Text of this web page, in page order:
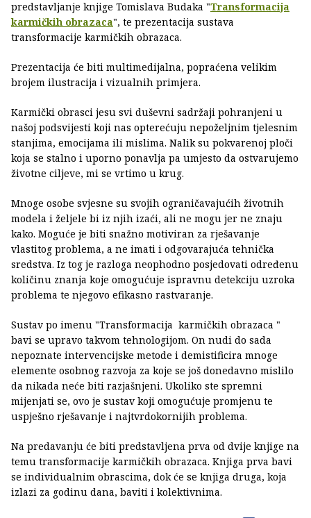
predstavljanje knjige Tomislava Budaka "Transformacija
karmičkih obrazaca", te prezentacija sustava
transformacije karmičkih obrazaca.
Prezentacija će biti multimedijalna, popraćena velikim
brojem ilustracija i vizualnih primjera.
Karmički obrasci jesu svi duševni sadržaji pohranjeni u
našoj podsvijesti koji nas opterećuju nepoželjnim tjelesnim
stanjima, emocijama ili mislima. Nalik su pokvarenoj ploči
koja se stalno i uporno ponavlja pa umjesto da ostvarujemo
životne ciljeve, mi se vrtimo u krug.
Mnoge osobe svjesne su svojih ograničavajućih životnih
modela i željele bi iz njih izaći, ali ne mogu jer ne znaju
kako. Moguće je biti snažno motiviran za rješavanje
vlastitog problema, a ne imati i odgovarajuća tehnička
sredstva. Iz tog je razloga neophodno posjedovati određenu
količinu znanja koje omogućuje ispravnu detekciju uzroka
problema te njegovo efikasno rastvaranje.
Sustav po imenu "Transformacija karmičkih obrazaca "
bavi se upravo takvom tehnologijom. On nudi do sada
nepoznate intervencijske metode i demistificira mnoge
elemente osobnog razvoja za koje se još donedavno mislilo
da nikada neće biti razjašnjeni. Ukoliko ste spremni
mijenjati se, ovo je sustav koji omogućuje promjenu te
uspješno rješavanje i najtvrdokornijih problema.
Na predavanju će biti predstavljena prva od dvije knjige na
temu transformacije karmičkih obrazaca. Knjiga prva bavi
se individualnim obrascima, dok će se knjiga druga, koja
izlazi za godinu dana, baviti i kolektivnima.